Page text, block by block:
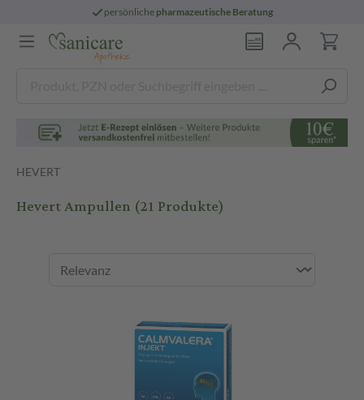
persönliche pharmazeutische Beratung
HEVERT
Hevert Ampullen (21 Produkte)